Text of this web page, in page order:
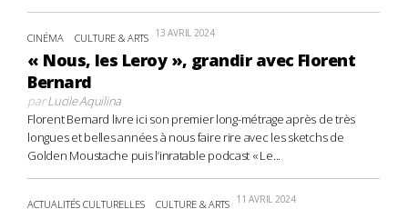
CINÉMA CULTURE & ARTS 13 AVRIL 2024
« Nous, les Leroy », grandir avec Florent
Bernard
parLucile Aquilina
Florent Bernard livre ici son premier long-métrage après de très
longues et belles années à nous faire rire avec les sketchs de
Golden Moustache puis l’inratable podcast « Le...
ACTUALITÉS CULTURELLES CULTURE & ARTS 11 AVRIL 2024